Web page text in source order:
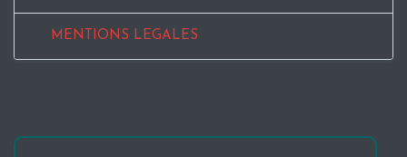
MENTIONS LEGALES